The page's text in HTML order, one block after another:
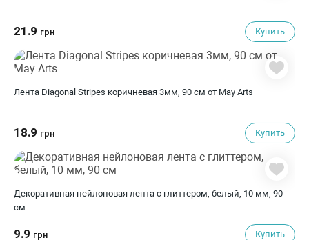
21.9 грн Купить
Лента Diagonal Stripes коричневая 3мм, 90 см от May Arts
18.9 грн Купить
Декоративная нейлоновая лента с глиттером, белый, 10 мм, 90
см
9.9 грн Купить